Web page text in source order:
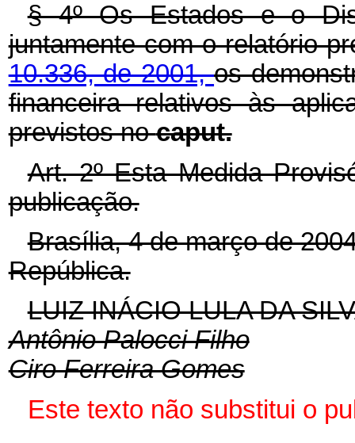
§ 4º Os Estados e o
juntamente com o relatório
10.336, de 2001,os
financeira relativos às
previstos nocaput.
Art. 2º Esta Medida
publicação.
Brasília, 4 de março de
República.
LUIZ INÁCIO LULA DA
Antônio Palocci Filho
Ciro Ferreira Gomes
Este texto não substitui o